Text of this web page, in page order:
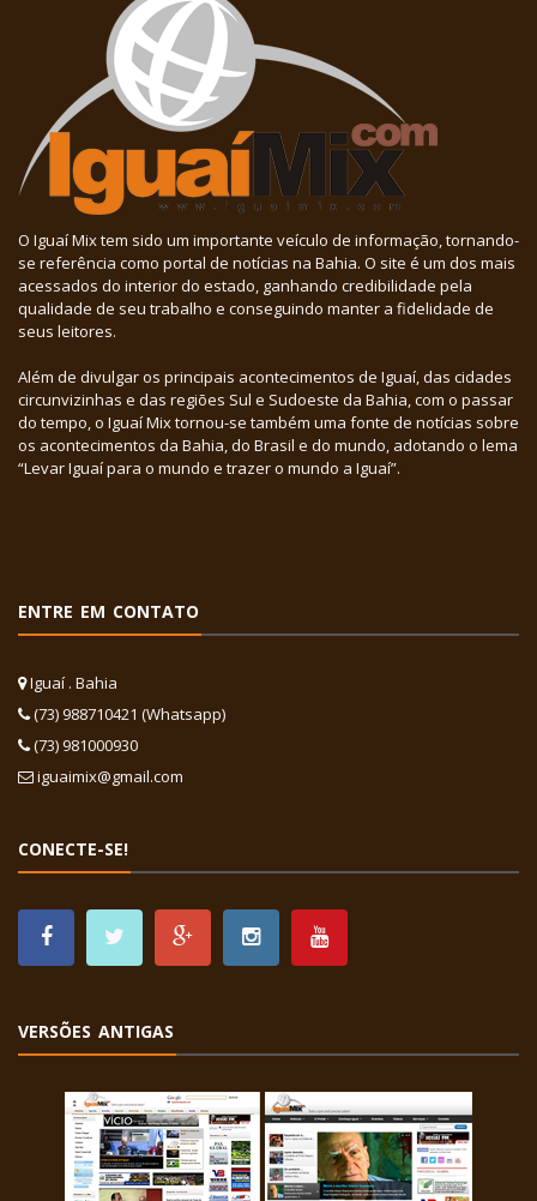
O Iguaí Mix tem sido um importante veículo de informação, tornando-
se referência como portal de notícias na Bahia. O site é um dos mais
acessados do interior do estado, ganhando credibilidade pela
qualidade de seu trabalho e conseguindo manter a fidelidade de
seus leitores.
Além de divulgar os principais acontecimentos de Iguaí, das cidades
circunvizinhas e das regiões Sul e Sudoeste da Bahia, com o passar
do tempo, o Iguaí Mix tornou-se também uma fonte de notícias sobre
os acontecimentos da Bahia, do Brasil e do mundo, adotando o lema
“Levar Iguaí para o mundo e trazer o mundo a Iguaí”.
ENTRE EM CONTATO
Iguaí . Bahia
(73) 988710421 (Whatsapp)
(73) 981000930
iguaimix@gmail.com
CONECTE-SE!
VERSÕES ANTIGAS